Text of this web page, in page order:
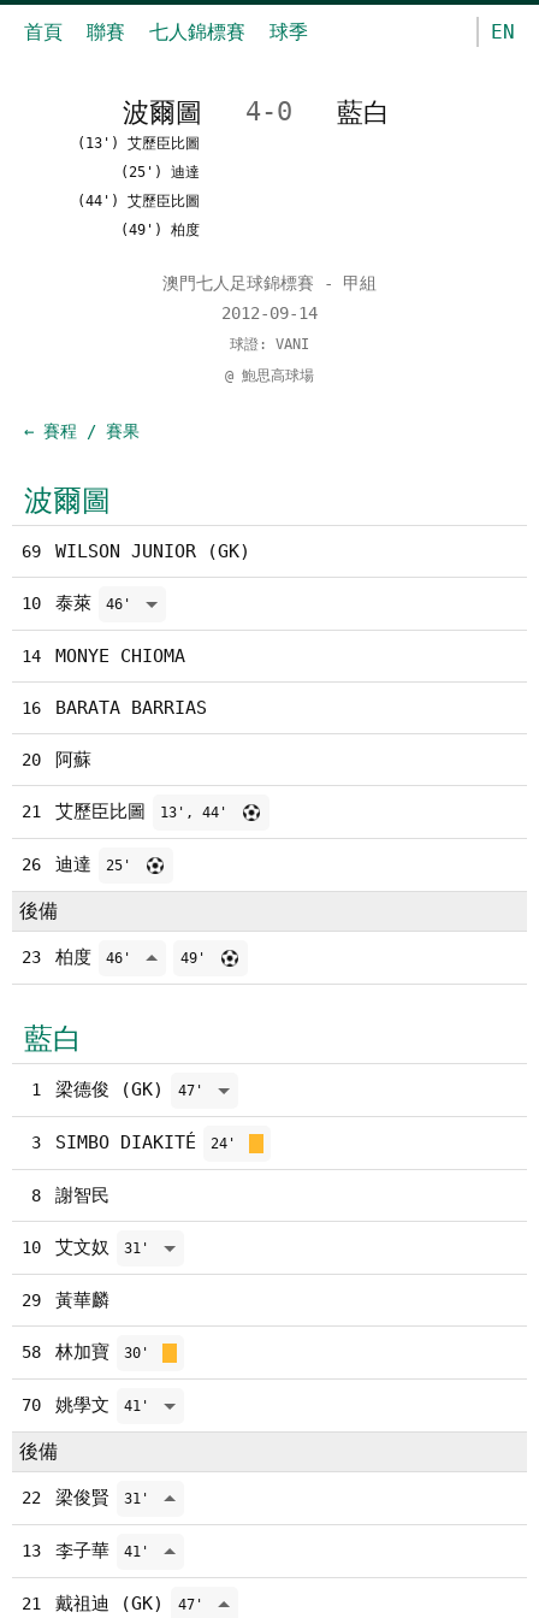
首頁 聯賽 七人錦標賽 球季 EN
波爾圖 4-0 藍白
(13') 艾歷臣比圖
(25') 迪達
(44') 艾歷臣比圖
(49') 柏度
澳門七人足球錦標賽 - 甲組
2012-09-14
球證: VANI
@ 鮑思高球場
← 賽程 / 賽果
波爾圖
69 WILSON JUNIOR (GK)
10 泰萊 46'
14 MONYE CHIOMA
16 BARATA BARRIAS
20 阿蘇
21 艾歷臣比圖 13', 44'
26 迪達 25'
後備
23 柏度 46' 49'
藍白
1 梁德俊 (GK) 47'
3 SIMBO DIAKITÉ 24'
8 謝智民
10 艾文奴 31'
29 黃華麟
58 林加寶 30'
70 姚學文 41'
後備
22 梁俊賢 31'
13 李子華 41'
21 戴祖迪 (GK) 47'